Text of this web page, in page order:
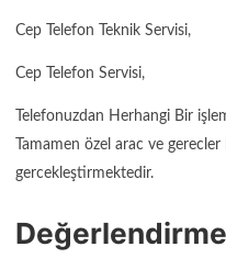
Cep Telefon Teknik Servisi,
Cep Telefon Servisi,
Telefonuzdan Herhangi Bir
Tamamen özel arac ve
gercekleştirmektedir.